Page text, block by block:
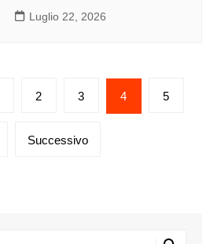
Luglio 22, 2026
2 3 4 5
Successivo